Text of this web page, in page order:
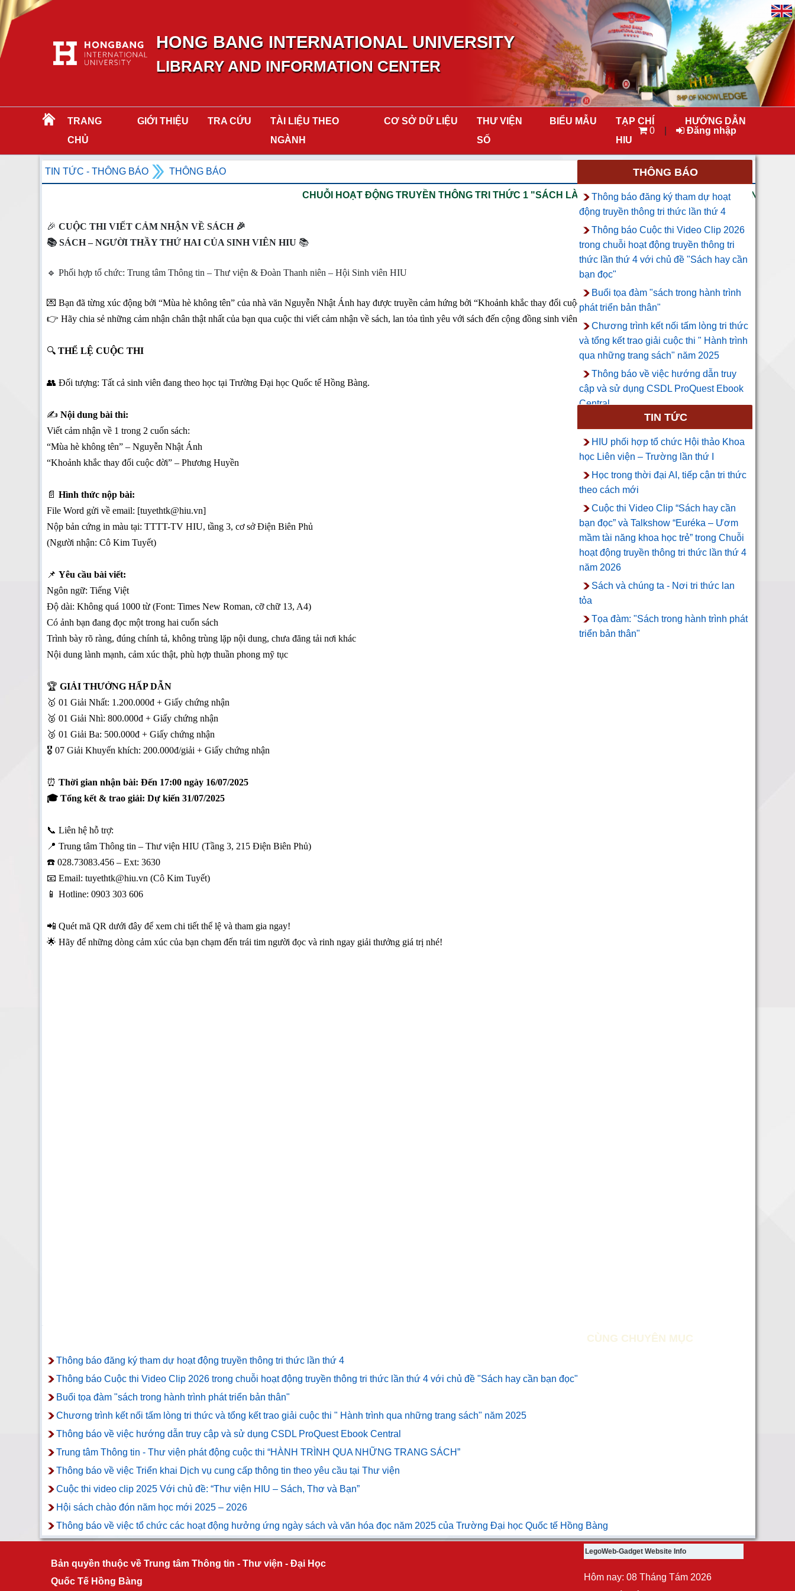
HONG BANG INTERNATIONAL UNIVERSITY
LIBRARY AND INFORMATION CENTER
TRANG
CHỦ
GIỚI THIỆU TRA CỨU
TÀI LIỆU THEO
NGÀNH
CƠ SỞ DỮ LIỆU
THƯ VIỆN
SỐ
BIỂU MẪU
TẠP CHÍ
HIU
HƯỚNG DẪN
0
Đăng nhập
TIN TỨC - THÔNG BÁO THÔNG BÁO
CHUỖI HOẠT ĐỘNG TRUYỀN THÔNG TRI THỨC 1 "SÁCH LÀ NGƯỜI THẦY THỨ HAI CỦA SINH VIÊN HIU"
🎉CUỘC THI VIẾT CẢM NHẬN VỀ SÁCH 🎉
📚 SÁCH – NGƯỜI THẦY THỨ HAI CỦA SINH VIÊN HIU 📚
🔹 Phối hợp tổ chức: Trung tâm Thông tin – Thư viện & Đoàn Thanh niên – Hội Sinh viên HIU
💌 Bạn đã từng xúc động bởi “Mùa hè không tên” của nhà văn Nguyễn Nhật Ánh hay được truyền cảm hứng bởi “Khoảnh khắc thay đổi cuộc đời” của nhà văn Phương Huyền?
👉 Hãy chia sẻ những cảm nhận chân thật nhất của bạn qua cuộc thi viết cảm nhận về sách, lan tỏa tình yêu với sách đến cộng đồng sinh viên HIU!
🔍THỂ LỆ CUỘC THI
👥 Đối tượng: Tất cả sinh viên đang theo học tại Trường Đại học Quốc tế Hồng Bàng.
✍️Nội dung bài thi:
Viết cảm nhận về 1 trong 2 cuốn sách:
“Mùa hè không tên” – Nguyễn Nhật Ánh
“Khoảnh khắc thay đổi cuộc đời” – Phương Huyền
📄Hình thức nộp bài:
File Word gửi về email: [tuyethtk@hiu.vn]
Nộp bản cứng in màu tại: TTTT-TV HIU, tầng 3, cơ sở Điện Biên Phủ
(Người nhận: Cô Kim Tuyết)
📌Yêu cầu bài viết:
Ngôn ngữ: Tiếng Việt
Độ dài: Không quá 1000 từ (Font: Times New Roman, cỡ chữ 13, A4)
Có ảnh bạn đang đọc một trong hai cuốn sách
Trình bày rõ ràng, đúng chính tả, không trùng lặp nội dung, chưa đăng tải nơi khác
Nội dung lành mạnh, cảm xúc thật, phù hợp thuần phong mỹ tục
🏆GIẢI THƯỞNG HẤP DẪN
🥇 01 Giải Nhất: 1.200.000đ + Giấy chứng nhận
🥈 01 Giải Nhì: 800.000đ + Giấy chứng nhận
🥉 01 Giải Ba: 500.000đ + Giấy chứng nhận
🎖 07 Giải Khuyến khích: 200.000đ/giải + Giấy chứng nhận
⏰Thời gian nhận bài: Đến 17:00 ngày 16/07/2025
🎓 Tổng kết & trao giải: Dự kiến 31/07/2025
📞 Liên hệ hỗ trợ:
📍 Trung tâm Thông tin – Thư viện HIU (Tầng 3, 215 Điện Biên Phủ)
☎️ 028.73083.456 – Ext: 3630
📧 Email: tuyethtk@hiu.vn (Cô Kim Tuyết)
📱 Hotline: 0903 303 606
📲 Quét mã QR dưới đây để xem chi tiết thể lệ và tham gia ngay!
🌟 Hãy để những dòng cảm xúc của bạn chạm đến trái tim người đọc và rinh ngay giải thưởng giá trị nhé!
CÙNG CHUYÊN MỤC
Thông báo đăng ký tham dự hoạt động truyền thông tri thức lần thứ 4
Thông báo Cuộc thi Video Clip 2026 trong chuỗi hoạt động truyền thông tri thức lần thứ 4 với chủ đề "Sách hay cần bạn đọc"
Buổi tọa đàm "sách trong hành trình phát triển bản thân"
Chương trình kết nối tấm lòng tri thức và tổng kết trao giải cuộc thi " Hành trình qua những trang sách" năm 2025
Thông báo về việc hướng dẫn truy cập và sử dụng CSDL ProQuest Ebook Central
Trung tâm Thông tin - Thư viện phát động cuộc thi “HÀNH TRÌNH QUA NHỮNG TRANG SÁCH”
Thông báo về việc Triển khai Dịch vụ cung cấp thông tin theo yêu cầu tại Thư viện
Cuộc thi video clip 2025 Với chủ đề: “Thư viện HIU – Sách, Thơ và Bạn”
Hội sách chào đón năm học mới 2025 – 2026
Thông báo về việc tổ chức các hoạt động hưởng ứng ngày sách và văn hóa đọc năm 2025 của Trường Đại học Quốc tế Hồng Bàng
THÔNG BÁO
Thông báo đăng ký tham dự hoạt
động truyền thông tri thức lần thứ 4
Thông báo Cuộc thi Video Clip 2026
trong chuỗi hoạt động truyền thông tri
thức lần thứ 4 với chủ đề "Sách hay cần
bạn đọc"
Buổi tọa đàm "sách trong hành trình
phát triển bản thân"
Chương trình kết nối tấm lòng tri thức
và tổng kết trao giải cuộc thi " Hành trình
qua những trang sách" năm 2025
Thông báo về việc hướng dẫn truy
cập và sử dụng CSDL ProQuest Ebook
Central
TIN TỨC
HIU phối hợp tổ chức Hội thảo Khoa
học Liên viện – Trường lần thứ I
Học trong thời đại AI, tiếp cận tri thức
theo cách mới
Cuộc thi Video Clip “Sách hay cần
bạn đọc” và Talkshow “Euréka – Ươm
mầm tài năng khoa học trẻ” trong Chuỗi
hoạt động truyền thông tri thức lần thứ 4
năm 2026
Sách và chúng ta - Nơi tri thức lan
tỏa
Tọa đàm: "Sách trong hành trình phát
triển bản thân"
Bản quyền thuộc về Trung tâm Thông tin - Thư viện - Đại Học
Quốc Tế Hồng Bàng
LegoWeb-Gadget Website Info
Hôm nay: 08 Tháng Tám 2026